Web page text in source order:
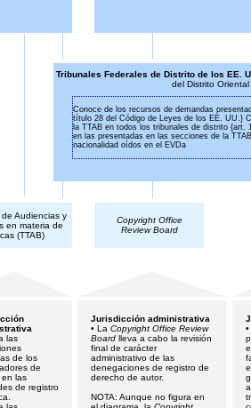
Tribunales Federales de Distrito de los EE.
del Distrito
Conoce de los recursos de demandas
título 28 del Código de Leyes de los EE. UU.}
la TTAB en todos los tribunales de distrito
en las presentadas en las secciones de la
nacionalidad oídos en el EVDa
de Audiencias y
en materia de
(TTAB)
Copyright Office
Review Board
las
de los
de
en las
de registro
Jurisdicción administrativa
• La Copyright Office Review
Board lleva a cabo la revisión
final de carácter
administrativo de las
denegaciones de registro de
derecho de autor.
NOTA: Aunque no figura en